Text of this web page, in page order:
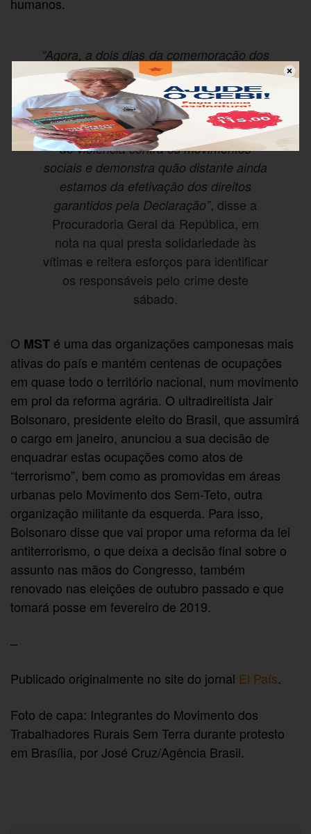
humanos.
“Agora, a dois dias da comemoração dos
70 anos da Declaração Universal dos
Direitos Humanos (DUDH), mais um
irmão de Osvaldo é assassinado, fato
que preocupa diante do contexto sombrio
de violência contra os movimentos
sociais e demonstra quão distante ainda
estamos da efetivação dos direitos
garantidos pela Declaração”, disse a
Procuradoria Geral da República, em
nota na qual presta solidariedade às
vítimas e reitera esforços para identificar
os responsáveis pelo crime deste
sábado.
O MST é uma das organizações camponesas mais
ativas do país e mantém centenas de ocupações
em quase todo o território nacional, num movimento
em prol da reforma agrária. O ultradireitista Jair
Bolsonaro, presidente eleito do Brasil, que assumirá
o cargo em janeiro, anunciou a sua decisão de
enquadrar estas ocupações como atos de
“terrorismo”, bem como as promovidas em áreas
urbanas pelo Movimento dos Sem-Teto, outra
organização militante da esquerda. Para isso,
Bolsonaro disse que vai propor uma reforma da lei
antiterrorismo, o que deixa a decisão final sobre o
assunto nas mãos do Congresso, também
renovado nas eleições de outubro passado e que
tomará posse em fevereiro de 2019.
–
Publicado originalmente no site do jornal El País.
Foto de capa: Integrantes do Movimento dos
Trabalhadores Rurais Sem Terra durante protesto
em Brasília, porJosé Cruz/Agência Brasil.